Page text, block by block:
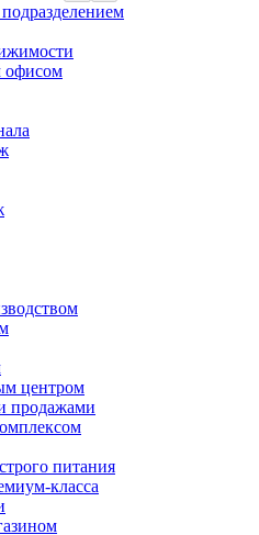
офисом
центром
продажами
питания
класса